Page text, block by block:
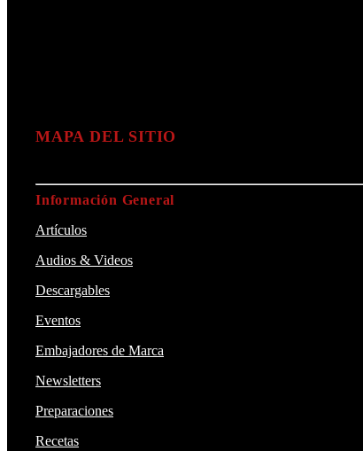
MAPA DEL SITIO
Información General
Artículos
Audios & Videos
Descargables
Eventos
Embajadores de Marca
Newsletters
Preparaciones
Recetas